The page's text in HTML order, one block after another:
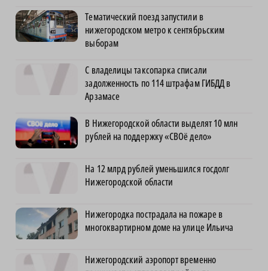
Тематический поезд запустили в
нижегородском метро к сентябрьским
выборам
С владелицы таксопарка списали
задолженность по 114 штрафам ГИБДД в
Арзамасе
В Нижегородской области выделят 10 млн
рублей на поддержку «СВОё дело»
На 12 млрд рублей уменьшился госдолг
Нижегородской области
Нижегородка пострадала на пожаре в
многоквартирном доме на улице Ильича
Нижегородский аэропорт временно